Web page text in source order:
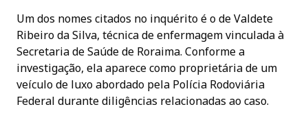
Um dos nomes citados no inquérito é o de Valdete
Ribeiro da Silva, técnica de enfermagem vinculada à
Secretaria de Saúde de Roraima. Conforme a
investigação, ela aparece como proprietária de um
veículo de luxo abordado pela Polícia Rodoviária
Federal durante diligências relacionadas ao caso.